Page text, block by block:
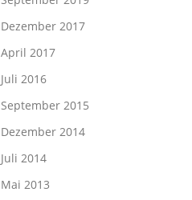
Dezember 2017
April 2017
Juli 2016
September 2015
Dezember 2014
Juli 2014
Mai 2013